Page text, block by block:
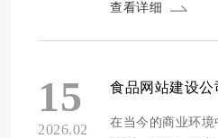
费者会通过网站来
客户转化率。那
公司中，哪些才
我们通过多...
查看详细
15
2026.02
在当今的商业环